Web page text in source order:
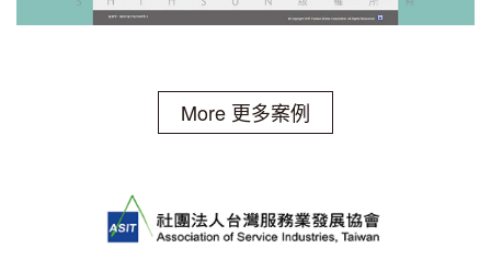
More 更多案例